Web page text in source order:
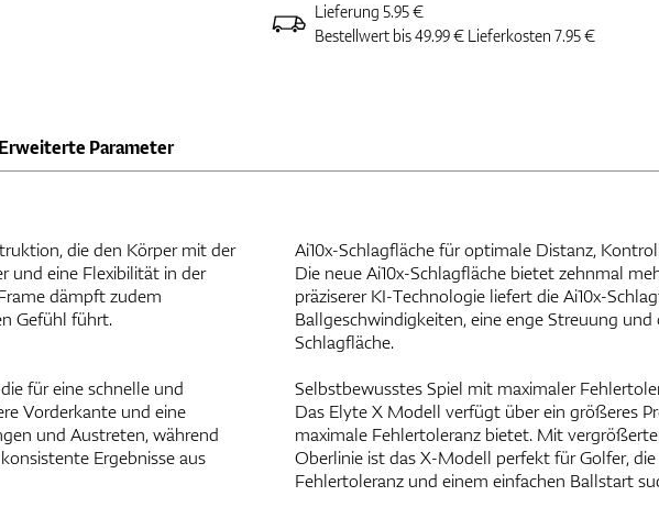
Lieferung 5.95 €
Bestellwert bis 49.99 € Lieferkosten 7.95 €
Erweiterte Parameter
die den Körper mit der
und eine Flexibilität in der
dämpft zudem
Gefühl führt.
für eine schnelle und
Vorderkante und eine
und Austreten, während
Ergebnisse aus
Ai10x-Schlagfläche für optimale Distanz,
Die neue Ai10x-Schlagfläche bietet zehnmal
präziserer KI-Technologie liefert die Ai10x-
Ballgeschwindigkeiten, eine enge Streuung
Schlagfläche.
Selbstbewusstes Spiel mit maximaler
Das Elyte X Modell verfügt über ein größeres
maximale Fehlertoleranz bietet. Mit
Oberlinie ist das X-Modell perfekt für Golfer,
Fehlertoleranz und einem einfachen Ballstart